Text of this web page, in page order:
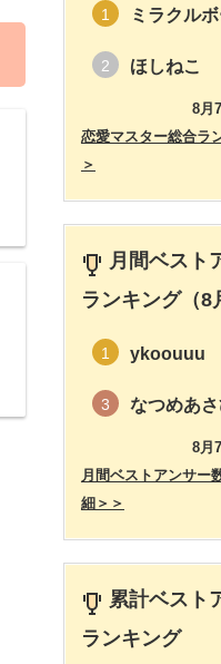
1 ミラクル
2 ほしねこ
8月
恋愛マスター総合ラ
＞
月間ベスト
ランキング（8
1 ykoouuu
3 なつめあ
8月
月間ベストアンサー
細＞＞
累計ベスト
ランキング